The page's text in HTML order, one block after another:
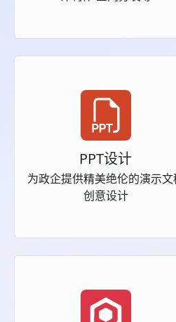
PPT设计
为政企提供精美绝伦的演示文
创意设计